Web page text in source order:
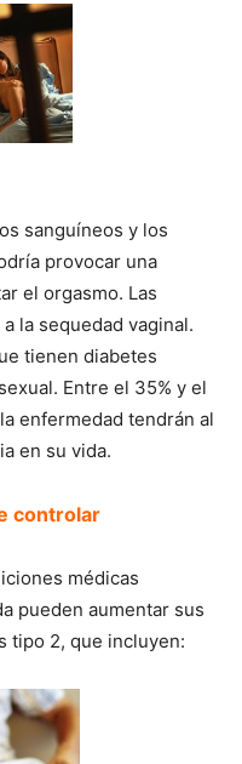
sanguíneos y los
provocar una
el orgasmo. Las
la sequedad vaginal.
tienen diabetes
Entre el 35% y el
enfermedad tendrán al
en su vida.
controlar
médicas
pueden aumentar sus
tipo 2, que incluyen: